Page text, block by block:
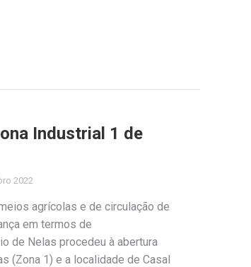
Industrial 1 de
2022
agrícolas e de circulação de
em termos de
de Nelas procedeu à abertura
(Zona 1) e a localidade de Casal